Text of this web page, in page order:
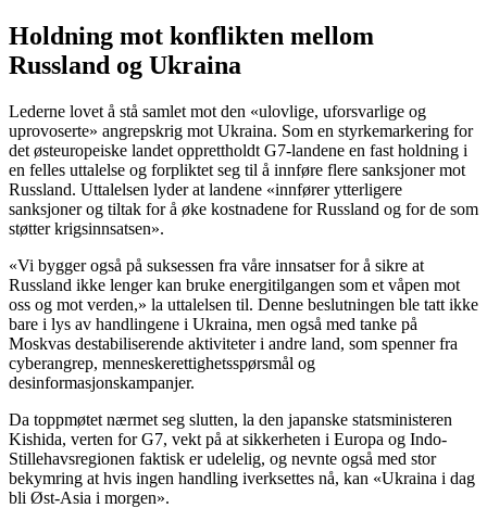
Holdning mot konflikten mellom
Russland og Ukraina
Lederne lovet å stå samlet mot den «ulovlige, uforsvarlige og
uprovoserte» angrepskrig mot Ukraina. Som en styrkemarkering for
det østeuropeiske landet opprettholdt G7-landene en fast holdning i
en felles uttalelse og forpliktet seg til å innføre flere sanksjoner mot
Russland. Uttalelsen lyder at landene «innfører ytterligere
sanksjoner og tiltak for å øke kostnadene for Russland og for de som
støtter krigsinnsatsen».
«Vi bygger også på suksessen fra våre innsatser for å sikre at
Russland ikke lenger kan bruke energitilgangen som et våpen mot
oss og mot verden,» la uttalelsen til. Denne beslutningen ble tatt ikke
bare i lys av handlingene i Ukraina, men også med tanke på
Moskvas destabiliserende aktiviteter i andre land, som spenner fra
cyberangrep, menneskerettighetsspørsmål og
desinformasjonskampanjer.
Da toppmøtet nærmet seg slutten, la den japanske statsministeren
Kishida, verten for G7, vekt på at sikkerheten i Europa og Indo-
Stillehavsregionen faktisk er udelelig, og nevnte også med stor
bekymring at hvis ingen handling iverksettes nå, kan «Ukraina i dag
bli Øst-Asia i morgen».